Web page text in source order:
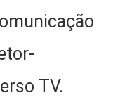
TV.